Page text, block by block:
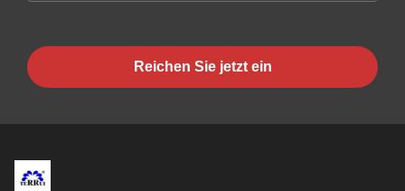
Reichen Sie jetzt ein